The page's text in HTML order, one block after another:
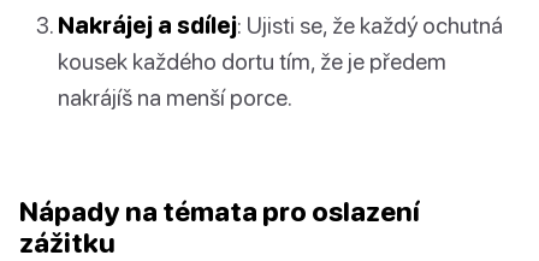
Nakrájej a sdílej: Ujisti se, že každý ochutná
kousek každého dortu tím, že je předem
nakrájíš na menší porce.
Nápady na témata pro oslazení
zážitku